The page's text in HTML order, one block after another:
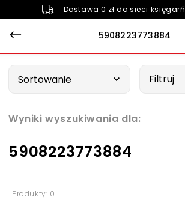
Dostawa 0 zł do sieci księgarń
5908223773884
Wyniki wyszukiwania dla:
5908223773884
Sortowanie Filtruj
Produkty: 0